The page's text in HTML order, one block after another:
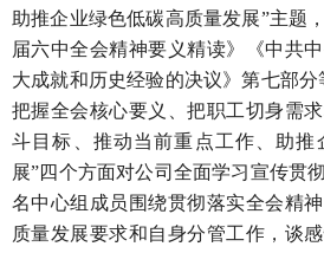
助推企业绿色低碳高质量发展”主题
届六中全会精神要义精读》《中共
大成就和历史经验的决议》第七部
把握全会核心要义、把职工切身需
斗目标、推动当前重点工作、助推
展”四个方面对公司全面学习宣传贯
名中心组成员围绕贯彻落实全会精
质量发展要求和自身分管工作，谈